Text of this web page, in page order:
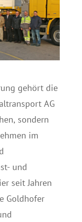
gehört die
AG
sondern
im
und
seit Jahren
Goldhofer